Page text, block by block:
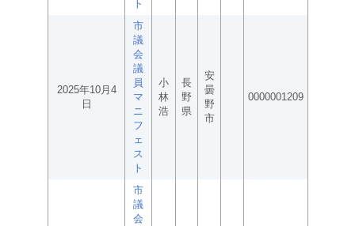
ト
2025年10月4
日
市
議
会
議
員
マ
ニ
フ
ェ
ス
ト
小
林
浩
長
野
県
安
曇
野
市
0000001209
市
議
会